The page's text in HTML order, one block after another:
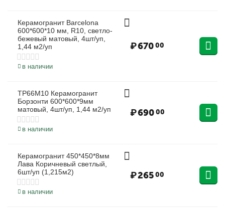
Керамогранит Barcelona
600*600*10 мм, R10, светло-
бежевый матовый, 4шт/уп,
1,44 м2/уп
в наличии
₽67000
TP66M10 Керамогранит
Борзонти 600*600*9мм
матовый, 4шт/уп, 1,44 м2/уп
в наличии
₽69000
Керамогранит 450*450*8мм
Лава Коричневый светлый,
6шт/уп (1,215м2)
в наличии
₽26500